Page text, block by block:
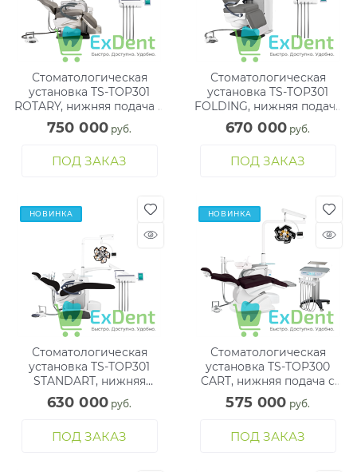
Стоматологическая
установка TS-TOP301
ROTARY, нижняя подача с
наконечниками и стулом
врача
750 000 руб.
ПОД ЗАКАЗ
Стоматологическая
установка TS-TOP301
FOLDING, нижняя подача
со складным клеслом
пациента
670 000 руб.
ПОД ЗАКАЗ
НОВИНКА
Стоматологическая
установка TS-TOP301
STANDART, нижняя
подача со стулом врача
630 000 руб.
ПОД ЗАКАЗ
НОВИНКА
Стоматологическая
установка TS-TOP300
CART, нижняя подача с
подкатным модулем
575 000 руб.
ПОД ЗАКАЗ